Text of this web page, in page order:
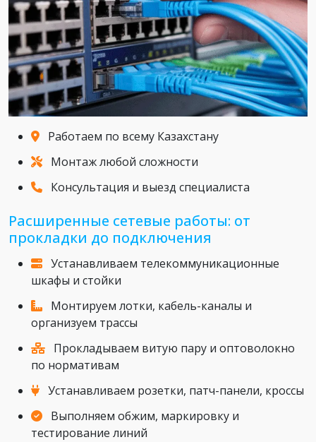
Работаем по всему Казахстану
Монтаж любой сложности
Консультация и выезд специалиста
Расширенные сетевые работы: от
прокладки до подключения
Устанавливаем телекоммуникационные
шкафы и стойки
Монтируем лотки, кабель-каналы и
организуем трассы
Прокладываем витую пару и оптоволокно
по нормативам
Устанавливаем розетки, патч-панели, кроссы
Выполняем обжим, маркировку и
тестирование линий